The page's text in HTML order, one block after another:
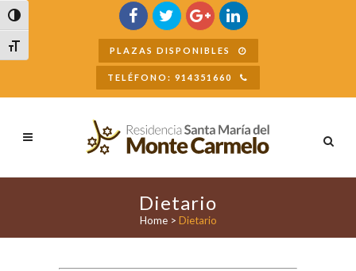
Alternar alto contraste
Alternar tamaño de letra
Buscar
PLAZAS DISPONIBLES
TELÉFONO: 914351660
Dietario
Home> Dietario